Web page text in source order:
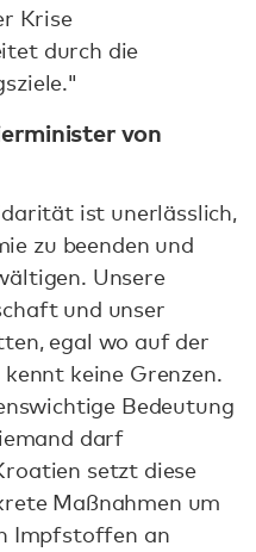
Krise
durch die
von
ist unerlässlich,
zu beenden und
Unsere
und unser
egal wo auf der
keine Grenzen.
Bedeutung
darf
setzt diese
Maßnahmen um
Impfstoffen an